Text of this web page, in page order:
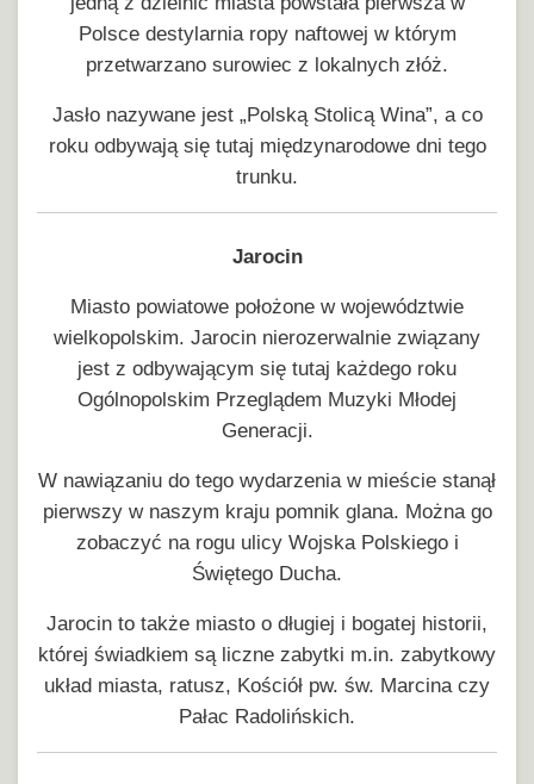
Polsce destylarnia ropy naftowej w którym
przetwarzano surowiec z lokalnych złóż.
Jasło nazywane jest „Polską Stolicą Wina”, a co
roku odbywają się tutaj międzynarodowe dni tego
trunku.
Jarocin
Miasto powiatowe położone w województwie
wielkopolskim. Jarocin nierozerwalnie związany
jest z odbywającym się tutaj każdego roku
Ogólnopolskim Przeglądem Muzyki Młodej
Generacji.
W nawiązaniu do tego wydarzenia w mieście stanął
pierwszy w naszym kraju pomnik glana. Można go
zobaczyć na rogu ulicy Wojska Polskiego i
Świętego Ducha.
Jarocin to także miasto o długiej i bogatej historii,
której świadkiem są liczne zabytki m.in. zabytkowy
układ miasta, ratusz, Kościół pw. św. Marcina czy
Pałac Radolińskich.